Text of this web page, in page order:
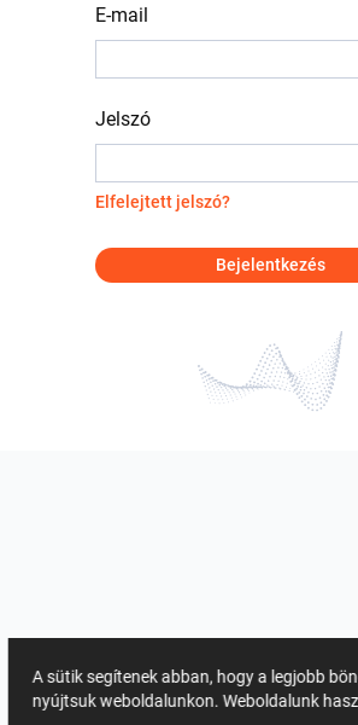
E-mail
Jelszó
Elfelejtett jelszó?
Bejelentkezés
A sütik segítenek abban, hogy a legjobb
nyújtsuk weboldalunkon. Weboldalunk